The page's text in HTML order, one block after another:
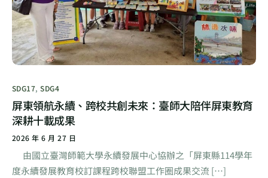
SDG17,SDG4
屏東領航永續、跨校共創未來：臺師大陪伴屏東教育
深耕十載成果
2026 年 6 月 27 日
由國立臺灣師範大學永續發展中心協辦之「屏東縣114學年
度永續發展教育校訂課程跨校聯盟工作圈成果交流 […]